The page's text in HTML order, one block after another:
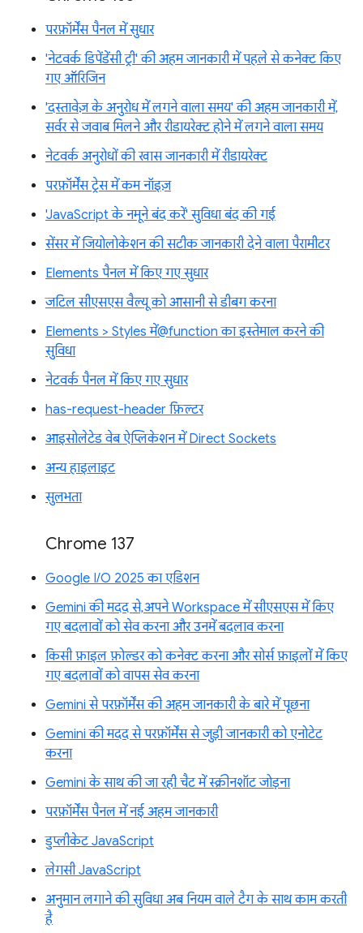
परफ़ॉर्मेंस पैनल में सुधार
'नेटवर्क डिपेंडेंसी ट्री' की अहम जानकारी में पहले से कनेक्ट किए
गए ऑरिजिन
'दस्तावेज़ के अनुरोध में लगने वाला समय' की अहम जानकारी में,
सर्वर से जवाब मिलने और रीडायरेक्ट होने में लगने वाला समय
नेटवर्क अनुरोधों की खास जानकारी में रीडायरेक्ट
परफ़ॉर्मेंस ट्रेस में कम नॉइज़
'JavaScript के नमूने बंद करें' सुविधा बंद की गई
सेंसर में जियोलोकेशन की सटीक जानकारी देने वाला पैरामीटर
Elements पैनल में किए गए सुधार
जटिल सीएसएस वैल्यू को आसानी से डीबग करना
Elements > Styles में@function का इस्तेमाल करने की
सुविधा
नेटवर्क पैनल में किए गए सुधार
has-request-header फ़िल्टर
आइसोलेटेड वेब ऐप्लिकेशन में Direct Sockets
अन्य हाइलाइट
सुलभता
Chrome 137
Google I/O 2025 का एडिशन
Gemini की मदद से, अपने Workspace में सीएसएस में किए
गए बदलावों को सेव करना और उनमें बदलाव करना
किसी फ़ाइल फ़ोल्डर को कनेक्ट करना और सोर्स फ़ाइलों में किए
गए बदलावों को वापस सेव करना
Gemini से परफ़ॉर्मेंस की अहम जानकारी के बारे में पूछना
Gemini की मदद से परफ़ॉर्मेंस से जुड़ी जानकारी को एनोटेट
करना
Gemini के साथ की जा रही चैट में स्क्रीनशॉट जोड़ना
परफ़ॉर्मेंस पैनल में नई अहम जानकारी
डुप्लीकेट JavaScript
लेगसी JavaScript
अनुमान लगाने की सुविधा अब नियम वाले टैग के साथ काम करती
है